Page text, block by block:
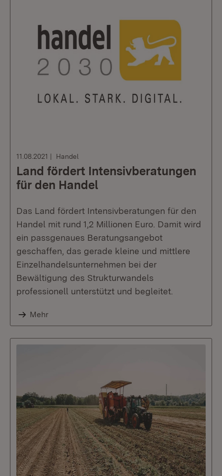
11.08.2021 Handel
Land fördert Intensivberatungen
für den Handel
Das Land fördert Intensivberatungen für den
Handel mit rund 1,2 Millionen Euro. Damit wird
ein passgenaues Beratungsangebot
geschaffen, das gerade kleine und mittlere
Einzelhandelsunternehmen bei der
Bewältigung des Strukturwandels
professionell unterstützt und begleitet.
Mehr